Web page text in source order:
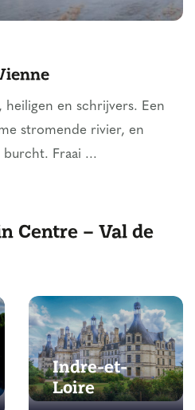
heiligen en schrijvers. Een
stromende rivier, en
burcht. Fraai ...
Centre – Val de
Indre-et-
Loire